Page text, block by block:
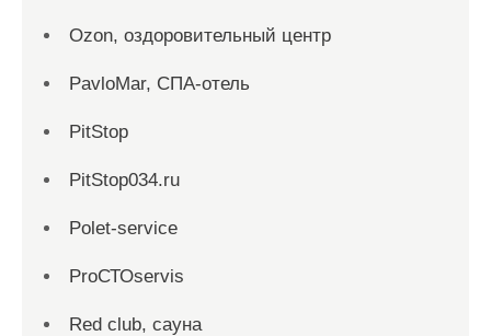
Ozon, оздоровительный центр
PavloMar, СПА-отель
PitStop
PitStop034.ru
Polet-service
ProСТОservis
Red сlub, сауна